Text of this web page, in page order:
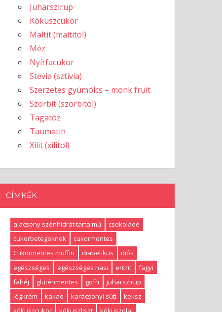
Juharszirup
Kókuszcukor
Maltit (maltitol)
Méz
Nyírfacukor
Stevia (sztívia)
Szerzetes gyümölcs – monk fruit
Szorbit (szorbitol)
Tagatóz
Taumatin
Xilit (xilitol)
CÍMKÉK
alacsony szénhidrát tartalmú
csokoládé
cukorbetegeknek
cukormentes
Cukormentes muffin
diabetikus
diós
egészséges
egészséges nasi eritrit
fagyi
fahéj
gluténmentes gofri
juharszirup
jégkrém
kakaó karácsonyi süti
keksz